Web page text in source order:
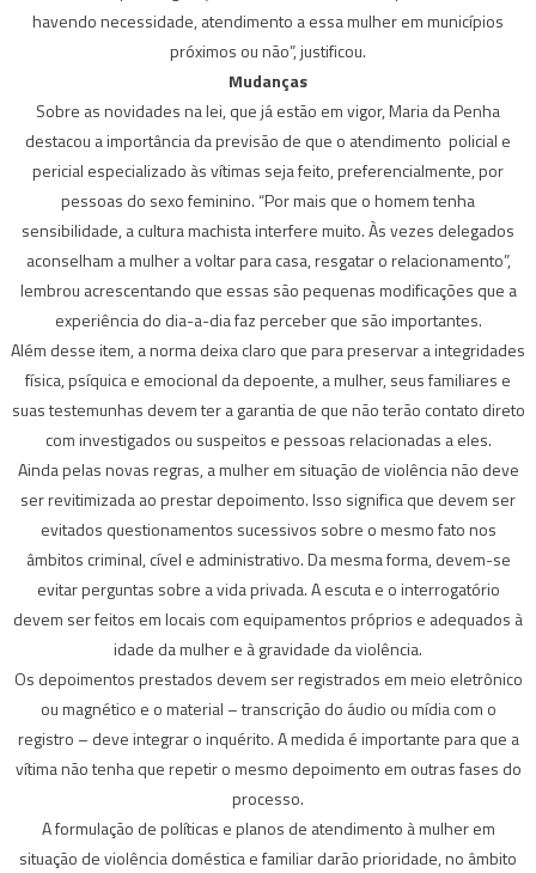
havendo necessidade, atendimento a essa mulher em municípios
próximos ou não”, justificou.
Mudanças
Sobre as novidades na lei, que já estão em vigor, Maria da Penha
destacou a importância da previsão de que o atendimento policial e
pericial especializado às vítimas seja feito, preferencialmente, por
pessoas do sexo feminino. “Por mais que o homem tenha
sensibilidade, a cultura machista interfere muito. Às vezes delegados
aconselham a mulher a voltar para casa, resgatar o relacionamento”,
lembrou acrescentando que essas são pequenas modificações que a
experiência do dia-a-dia faz perceber que são importantes.
Além desse item, a norma deixa claro que para preservar a integridades
física, psíquica e emocional da depoente, a mulher, seus familiares e
suas testemunhas devem ter a garantia de que não terão contato direto
com investigados ou suspeitos e pessoas relacionadas a eles.
Ainda pelas novas regras, a mulher em situação de violência não deve
ser revitimizada ao prestar depoimento. Isso significa que devem ser
evitados questionamentos sucessivos sobre o mesmo fato nos
âmbitos criminal, cível e administrativo. Da mesma forma, devem-se
evitar perguntas sobre a vida privada. A escuta e o interrogatório
devem ser feitos em locais com equipamentos próprios e adequados à
idade da mulher e à gravidade da violência.
Os depoimentos prestados devem ser registrados em meio eletrônico
ou magnético e o material – transcrição do áudio ou mídia com o
registro – deve integrar o inquérito. A medida é importante para que a
vítima não tenha que repetir o mesmo depoimento em outras fases do
processo.
A formulação de políticas e planos de atendimento à mulher em
situação de violência doméstica e familiar darão prioridade, no âmbito